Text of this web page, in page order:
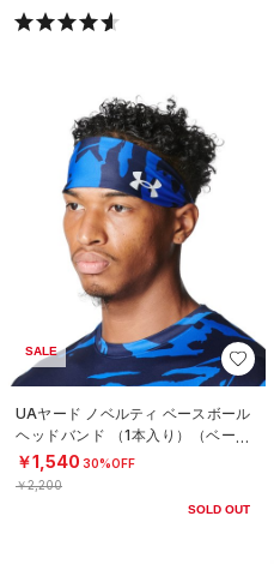
SALE
UAヤード ノベルティ ベースボール
ヘッドバンド （1本入り）（ベース
ボール/MEN）
￥1,540 30%OFF
￥2,200
SOLD OUT